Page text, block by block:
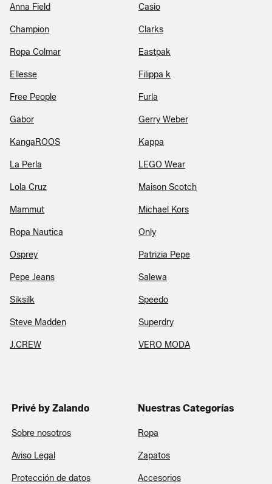
Anna Field Casio
Champion Clarks
Ropa Colmar Eastpak
Ellesse Filippa k
Free People Furla
Gabor Gerry Weber
KangaROOS Kappa
La Perla LEGO Wear
Lola Cruz Maison Scotch
Mammut Michael Kors
Ropa Nautica Only
Osprey Patrizia Pepe
Pepe Jeans Salewa
Siksilk Speedo
Steve Madden Superdry
J.CREW VERO MODA
Privé by Zalando
Sobre nosotros
Aviso Legal
Protección de datos
Nuestras Categorías
Ropa
Zapatos
Accesorios